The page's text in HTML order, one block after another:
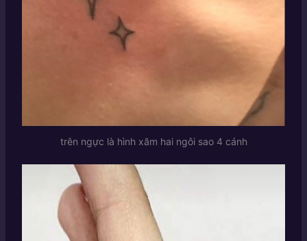
trên ngực là hình xăm hai ngôi sao 4 cánh